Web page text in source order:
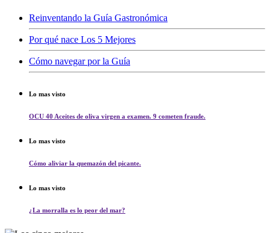
Reinventando la Guía Gastronómica
Por qué nace Los 5 Mejores
Cómo navegar por la Guía
Lo mas visto
OCU 40 Aceites de oliva virgen a examen. 9 cometen fraude.
Lo mas visto
Cómo aliviar la quemazón del picante.
Lo mas visto
¿La morralla es lo peor del mar?